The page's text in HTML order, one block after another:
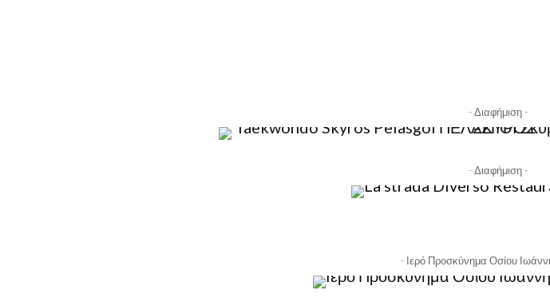
- Διαφήμιση -
- Διαφήμιση -
- Ιερό Προσκύνημα Οσίου